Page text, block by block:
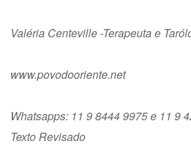
Valéria Centeville -Terapeuta e
www.povodooriente.net
Whatsapps: 11 9 8444 9975 e 11 9
Texto Revisado